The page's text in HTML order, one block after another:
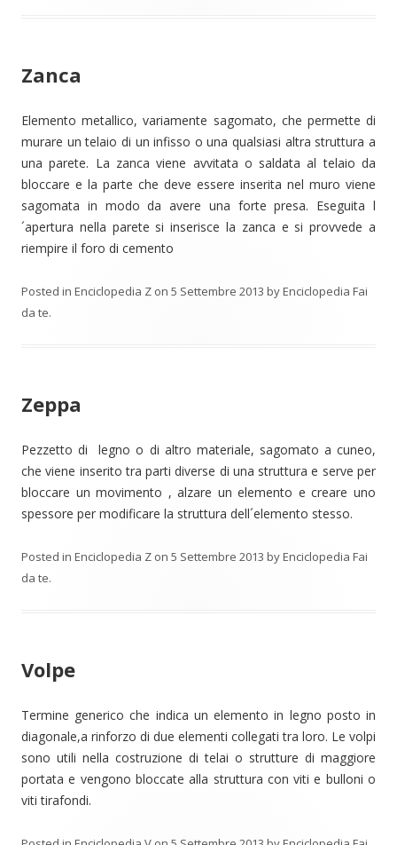
Zanca
Elemento metallico, variamente sagomato, che permette di
murare un telaio di un infisso o una qualsiasi altra struttura a
una parete. La zanca viene avvitata o saldata al telaio da
bloccare e la parte che deve essere inserita nel muro viene
sagomata in modo da avere una forte presa. Eseguita l
´apertura nella parete si inserisce la zanca e si provvede a
riempire il foro di cemento
Posted in Enciclopedia Z on 5 Settembre 2013 byEnciclopedia Fai
da te.
Zeppa
Pezzetto di legno o di altro materiale, sagomato a cuneo,
che viene inserito tra parti diverse di una struttura e serve per
bloccare un movimento , alzare un elemento e creare uno
spessore per modificare la struttura dell´elemento stesso.
Posted in Enciclopedia Z on 5 Settembre 2013 byEnciclopedia Fai
da te.
Volpe
Termine generico che indica un elemento in legno posto in
diagonale,a rinforzo di due elementi collegati tra loro. Le volpi
sono utili nella costruzione di telai o strutture di maggiore
portata e vengono bloccate alla struttura con viti e bulloni o
viti tirafondi.